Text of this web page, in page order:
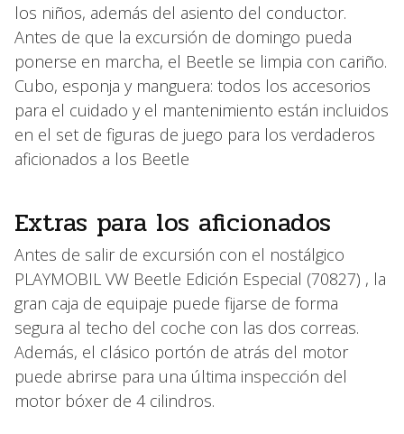
los niños, además del asiento del conductor.
Antes de que la excursión de domingo pueda
ponerse en marcha, el Beetle se limpia con cariño.
Cubo, esponja y manguera: todos los accesorios
para el cuidado y el mantenimiento están incluidos
en el set de figuras de juego para los verdaderos
aficionados a los Beetle
Extras para los aficionados
Antes de salir de excursión con el nostálgico
PLAYMOBIL VW Beetle Edición Especial (70827) , la
gran caja de equipaje puede fijarse de forma
segura al techo del coche con las dos correas.
Además, el clásico portón de atrás del motor
puede abrirse para una última inspección del
motor bóxer de 4 cilindros.